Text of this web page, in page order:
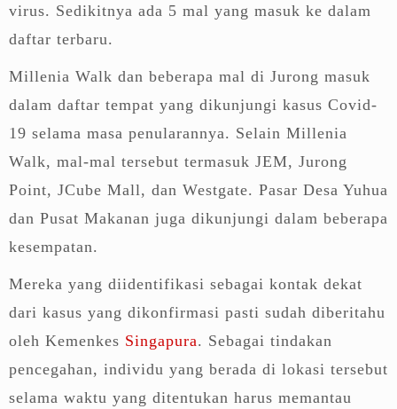
virus. Sedikitnya ada 5 mal yang masuk ke dalam
daftar terbaru.
Millenia Walk dan beberapa mal di Jurong masuk
dalam daftar tempat yang dikunjungi kasus Covid-
19 selama masa penularannya. Selain Millenia
Walk, mal-mal tersebut termasuk JEM, Jurong
Point, JCube Mall, dan Westgate. Pasar Desa Yuhua
dan Pusat Makanan juga dikunjungi dalam beberapa
kesempatan.
Mereka yang diidentifikasi sebagai kontak dekat
dari kasus yang dikonfirmasi pasti sudah diberitahu
oleh Kemenkes Singapura. Sebagai tindakan
pencegahan, individu yang berada di lokasi tersebut
selama waktu yang ditentukan harus memantau